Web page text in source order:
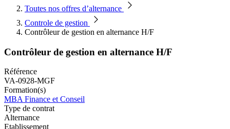
Toutes nos offres d’alternance
Controle de gestion
Contrôleur de gestion en alternance H/F
Contrôleur de gestion en alternance H/F
Référence
VA-0928-MGF
Formation(s)
MBA Finance et Conseil
Type de contrat
Alternance
Etablissement